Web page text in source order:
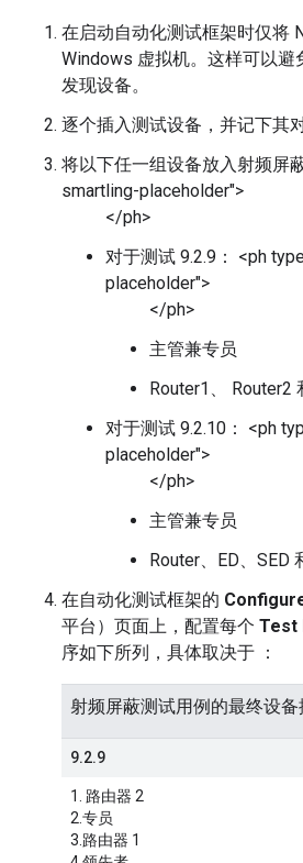
在启动自动化测试框架时仅将
Windows 虚拟机。这样可以避
发现设备。
逐个插入测试设备，并记下其
将以下任一组设备放入射频屏
smartling-placeholder">
</ph>
对于测试 9.2.9： <ph
placeholder">
</ph>
主管兼专员
Router1、 Router2
对于测试 9.2.10： <ph
placeholder">
</ph>
主管兼专员
Router、ED、SED
在自动化测试框架的
平台）页面上，配置每个 Test
序如下所列，具体取决于 ：
射频屏蔽测试用例的最终设
9.2.9
1. 路由器 2
2.专员
3.路由器 1